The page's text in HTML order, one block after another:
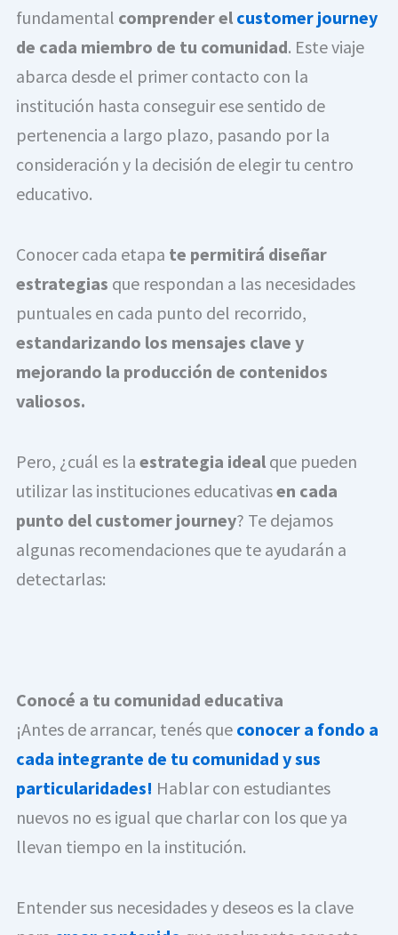
fundamental comprender el customer journey
de cada miembro de tu comunidad. Este viaje
abarca desde el primer contacto con la
institución hasta conseguir ese sentido de
pertenencia a largo plazo, pasando por la
consideración y la decisión de elegir tu centro
educativo.
Conocer cada etapa te permitirá diseñar
estrategias que respondan a las necesidades
puntuales en cada punto del recorrido,
estandarizando los mensajes clave y
mejorando la producción de contenidos
valiosos.
Pero, ¿cuál es la estrategia idealque pueden
utilizar las instituciones educativasen cada
punto del customer journey? Te dejamos
algunas recomendaciones que te ayudarán a
detectarlas:
Conocé a tu comunidad educativa
¡Antes de arrancar, tenés que conocer a fondo a
cada integrante de tu comunidad y sus
particularidades! Hablar con estudiantes
nuevos no es igual que charlar con los que ya
llevan tiempo en la institución.
Entender sus necesidades y deseos es la clave